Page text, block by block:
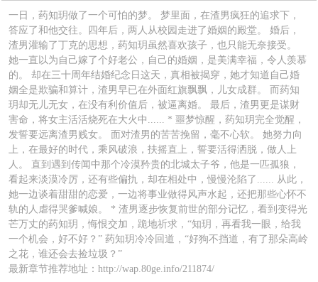
简介
一日，药知玥做了一个可怕的梦。 梦里面，在渣男疯狂的追求下，
答应了和他交往。四年后，两人从校园走进了婚姻的殿堂。 婚后，
渣男灌输了丁克的思想，药知玥虽然喜欢孩子，也只能无奈接受。
她一直以为自己嫁了个好老公，自己的婚姻，是美满幸福，令人羡慕
的。 却在三十周年结婚纪念日这天，真相被揭穿，她才知道自己婚
姻全是欺骗和算计，渣男早已在外面红旗飘飘，儿女成群。 而药知
玥却无儿无女，在没有利价值后，被逼离婚。 最后，渣男更是谋财
害命，将女主活活烧死在大火中...... * 噩梦惊醒，药知玥完全觉醒，
发誓要远离渣男贱女。 面对渣男的苦苦挽留，毫不心软。 她努力向
上，在最好的时代，乘风破浪，扶摇直上，誓要活得洒脱，做人上
人。 直到遇到传闻中那个冷漠矜贵的北城太子爷，他是一匹孤狼，
看起来淡漠冷厉，还有些偏扏，却在相处中，慢慢沦陷了...... 从此，
她一边谈着甜甜的恋爱，一边将事业做得风声水起，还把那些心怀不
轨的人虐得哭爹喊娘。 * 渣男逐步恢复前世的部分记忆，看到变得光
芒万丈的药知玥，悔恨交加，跪地祈求，“知玥，再看我一眼，给我
一个机会，好不好？” 药知玥冷冷回道，“好狗不挡道，有了那朵高岭
之花，谁还会去捡垃圾？”
最新章节推荐地址：http://wap.80ge.info/211874/